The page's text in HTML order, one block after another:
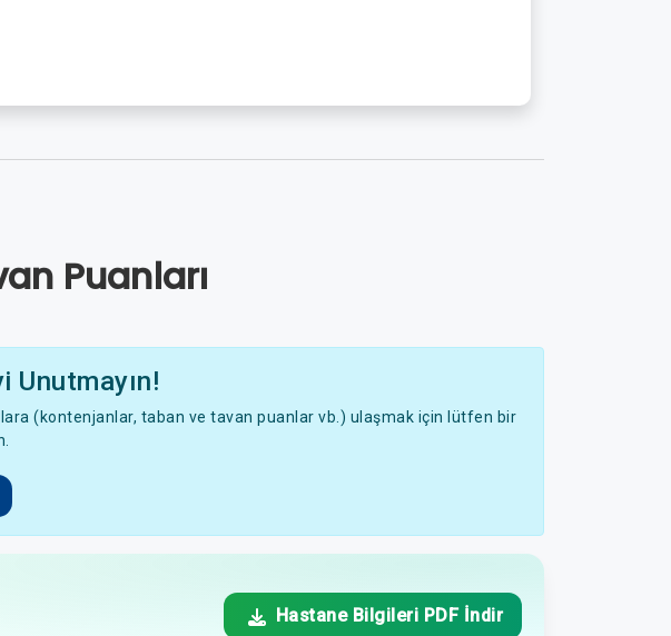
Puanları
Unutmayın!
(kontenjanlar, taban ve tavan puanlar vb.) ulaşmak için lütfen bir
Hastane Bilgileri PDF İndir